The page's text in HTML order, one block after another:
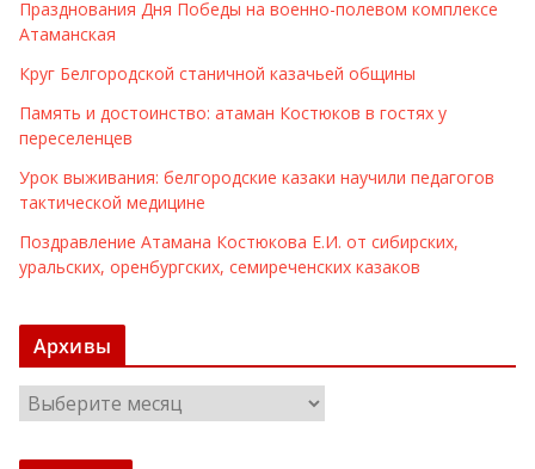
Празднования Дня Победы на военно-полевом комплексе
Атаманская
Круг Белгородской станичной казачьей общины
Память и достоинство: атаман Костюков в гостях у
переселенцев
Урок выживания: белгородские казаки научили педагогов
тактической медицине
Поздравление Атамана Костюкова Е.И. от сибирских,
уральских, оренбургских, семиреченских казаков
Архивы
х